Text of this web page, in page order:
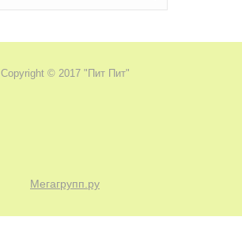
Copyright © 2017 "Пит Пит"
Мегагрупп.ру